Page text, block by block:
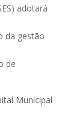
adotará
da gestão
de
Municipal